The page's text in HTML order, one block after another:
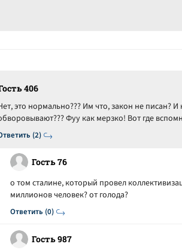
406
(2)
это нормально??? Им что, закон не писан? И
Фуу как мерзко! Вот где
Гость 76
Ответить (0)
о том сталине, который провел
миллионов человек? от голода?
Гость 987